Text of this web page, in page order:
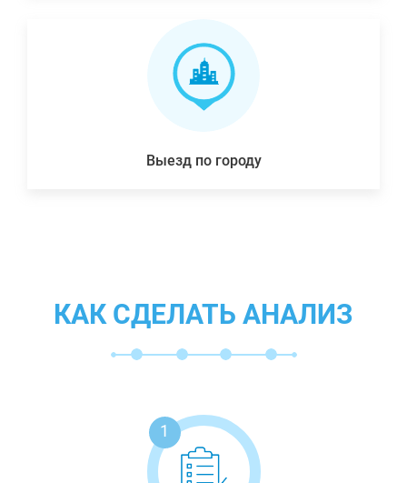
Выезд по городу
КАК СДЕЛАТЬ АНАЛИЗ
1